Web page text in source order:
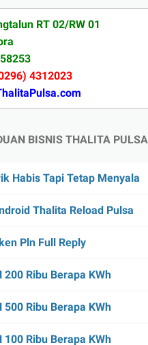
RT 02/RW 01
4312023
BISNIS THALITA PULSA
Habis Tapi Tetap Menyala
Thalita Reload Pulsa
Pln Full Reply
200 Ribu Berapa KWh
500 Ribu Berapa KWh
100 Ribu Berapa KWh